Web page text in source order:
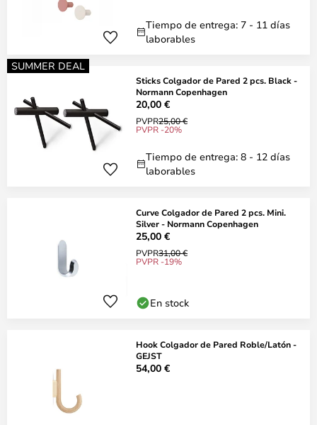
Tiempo de entrega: 7 - 11 días
laborables
SUMMER DEAL
Sticks Colgador de Pared 2 pcs. Black -
Normann Copenhagen
20,00 €
PVPR25,00 €
PVPR -20%
Tiempo de entrega: 8 - 12 días
laborables
Curve Colgador de Pared 2 pcs. Mini.
Silver - Normann Copenhagen
25,00 €
PVPR31,00 €
PVPR -19%
En stock
Hook Colgador de Pared Roble/Latón -
GEJST
54,00 €